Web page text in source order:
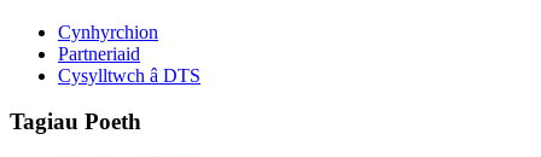
Cynhyrchion
Partneriaid
Cysylltwch â DTS
Tagiau Poeth